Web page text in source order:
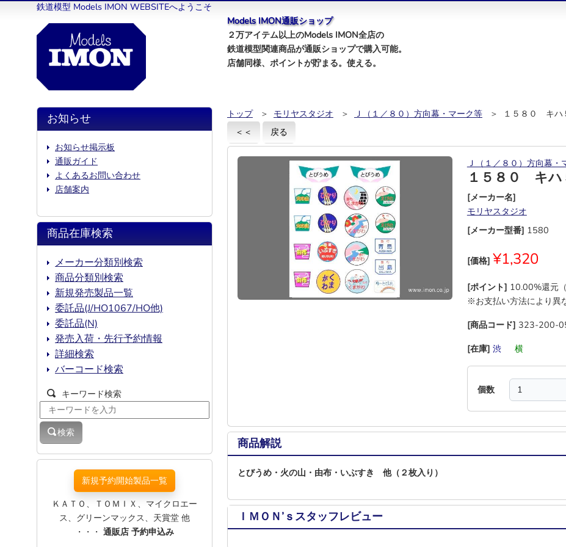
鉄道模型 Models IMON WEBSITEへようこそ
Models IMON通販ショップ
２万アイテム以上のModels IMON全店の
鉄道模型関連商品が通販ショップで購入可能。
店舗同様、ポイントが貯まる。使える。
トップ ＞ モリヤスタジオ ＞ Ｊ（１／８０）方向幕・マーク等
＞ １５８０ キハ
＜＜
戻る
Ｊ（１／８０）方向幕・
１５８０ キハ
[メーカー名]
モリヤスタジオ
[メーカー型番] 1580
[価格] ¥1,320
[ポイント] 10.00%還元
※お支払い方法により異
[商品コード] 323-200-
[在庫] 渋 横
個数
商品解説
とびうめ・火の山・由布・いぶすき 他（２枚入り）
ＩＭＯＮ’ｓスタッフレビュー
お知らせ
お知らせ掲示板
通販ガイド
よくあるお問い合わせ
店舗案内
商品在庫検索
メーカー分類別検索
商品分類別検索
新規発売製品一覧
委託品(J/HO1067/HO他)
委託品(N)
発売入荷・先行予約情報
詳細検索
バーコード検索
キーワード検索
検索
新規予約開始製品一覧
ＫＡＴＯ、ＴＯＭＩＸ、マイクロエー
ス、グリーンマックス、天賞堂 他
・・・ 通販店 予約申込み